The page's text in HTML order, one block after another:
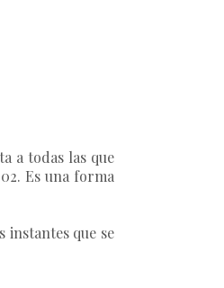
a todas las que
Es una forma
instantes que se